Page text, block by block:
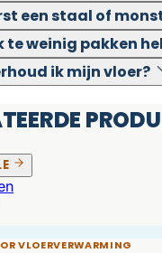
een staal of
te weinig pakken
ik mijn vloer?
VLOERVERWARMING